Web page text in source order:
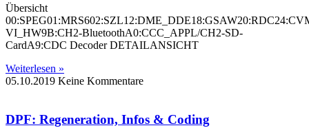
Übersicht
VI_HW9B:CH2-BluetoothA0:CCC_APPL/CH2-SD-
CardA9:CDC Decoder DETAILANSICHT
Weiterlesen »
05.10.2019 Keine Kommentare
DPF: Regeneration, Infos & Coding